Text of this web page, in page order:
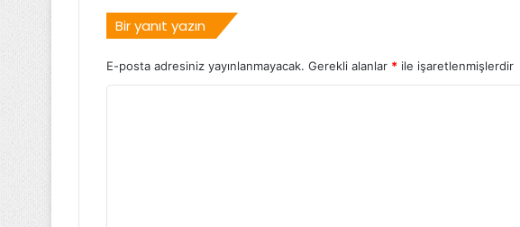
Bir yanıt yazın
E-posta adresiniz yayınlanmayacak. Gerekli alanlar * ile işaretlenmişlerdir